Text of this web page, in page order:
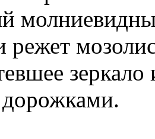
режет